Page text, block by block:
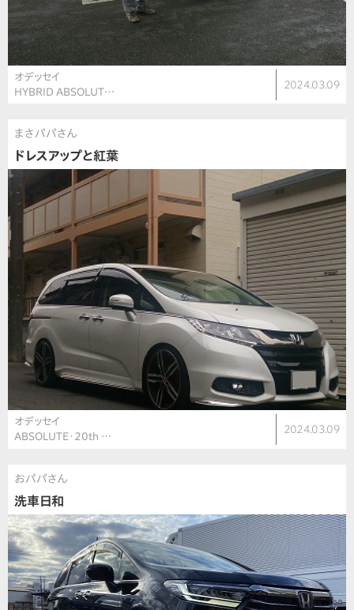
オデッセイ
HYBRID ABSOLUT…
2024.03.09
まさパパさん
ドレスアップと紅葉
オデッセイ
ABSOLUTE・20th …
2024.03.09
おパパさん
洗車日和